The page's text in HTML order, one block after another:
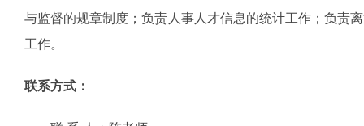
与监督的规章制度；负责人事人才信息的统计工作；负责
工作。
联系方式：